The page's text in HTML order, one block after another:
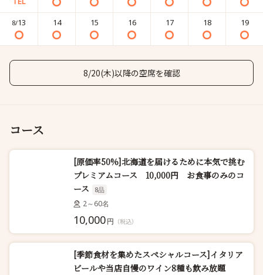
8/13 14 15 16 17 18 19
8/20(木)以降の空席を確認
コース
[原価率50%]北海道を届けるために本気で挑む
プレミアムコース 10,000円 お食事のみのコ
ース
8品
2～60名
10,000円 （税込）
[季節食材を集めたスペシャルコース]イタリア
ビールや当店自慢のワイン8種も飲み放題